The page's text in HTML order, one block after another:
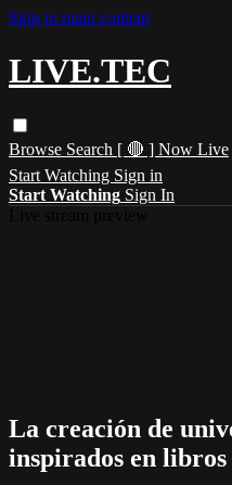
Skip to main content
LIVE.TEC
Browse Search [ 🔴 ] Now Live
Start Watching Sign in
Start Watching Sign In
La creación de
inspirados en libros